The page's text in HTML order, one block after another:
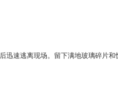
迅速逃离现场。留下满地玻璃碎片和